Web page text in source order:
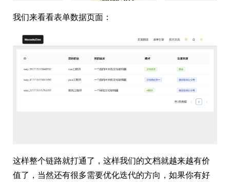
我们来看看表单数据页面：
这样整个链路就打通了，这样我们的文档就越来越有价
值了，当然还有很多需要优化迭代的方向，如果你有好